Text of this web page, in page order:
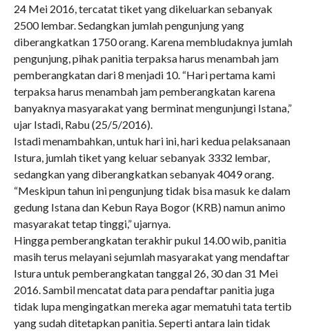
24 Mei 2016, tercatat tiket yang dikeluarkan sebanyak
2500 lembar. Sedangkan jumlah pengunjung yang
diberangkatkan 1750 orang. Karena membludaknya jumlah
pengunjung, pihak panitia terpaksa harus menambah jam
pemberangkatan dari 8 menjadi 10. “Hari pertama kami
terpaksa harus menambah jam pemberangkatan karena
banyaknya masyarakat yang berminat mengunjungi Istana,”
ujar Istadi, Rabu (25/5/2016).
Istadi menambahkan, untuk hari ini, hari kedua pelaksanaan
Istura, jumlah tiket yang keluar sebanyak 3332 lembar,
sedangkan yang diberangkatkan sebanyak 4049 orang.
“Meskipun tahun ini pengunjung tidak bisa masuk ke dalam
gedung Istana dan Kebun Raya Bogor (KRB) namun animo
masyarakat tetap tinggi,” ujarnya.
Hingga pemberangkatan terakhir pukul 14.00 wib, panitia
masih terus melayani sejumlah masyarakat yang mendaftar
Istura untuk pemberangkatan tanggal 26, 30 dan 31 Mei
2016. Sambil mencatat data para pendaftar panitia juga
tidak lupa mengingatkan mereka agar mematuhi tata tertib
yang sudah ditetapkan panitia. Seperti antara lain tidak